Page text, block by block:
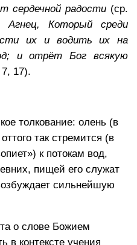
сердечной радости (ср.
Агнец, Который среди
их и водить их на
и отрёт Бог всякую
17).
толкование: олень (в
так стремится (в
к потокам вод,
пищей его служат
сильнейшую
о слове Божием
в контексте учения